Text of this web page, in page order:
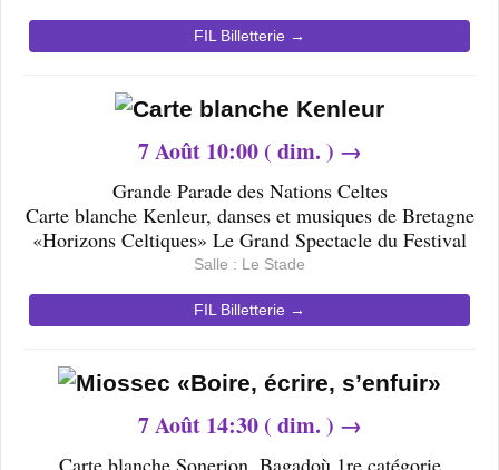
FIL Billetterie →
7Août 10:00 ( dim. ) →
Grande Parade des Nations Celtes
Carte blanche Kenleur, danses et musiques de Bretagne
«Horizons Celtiques» Le Grand Spectacle du Festival
Salle : Le Stade
FIL Billetterie →
7Août 14:30 ( dim. ) →
Carte blanche Sonerion, Bagadoù 1re catégorie